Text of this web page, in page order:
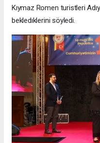
Kıymaz Romen turistleri
bekledıklerini söyledi.